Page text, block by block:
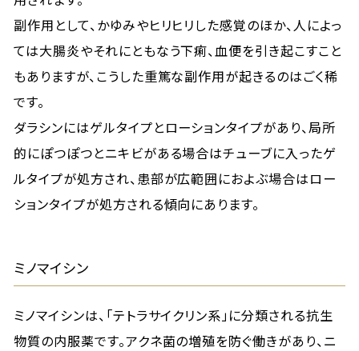
副作用として、かゆみやヒリヒリした感覚のほか、人によっ
ては大腸炎やそれにともなう下痢、血便を引き起こすこと
もありますが、こうした重篤な副作用が起きるのはごく稀
です。
ダラシンにはゲルタイプとローションタイプがあり、局所
的にぽつぽつとニキビがある場合はチューブに入ったゲ
ルタイプが処方され、患部が広範囲におよぶ場合はロー
ションタイプが処方される傾向にあります。
ミノマイシン
ミノマイシンは、「テトラサイクリン系」に分類される抗生
物質の内服薬です。アクネ菌の増殖を防ぐ働きがあり、ニ